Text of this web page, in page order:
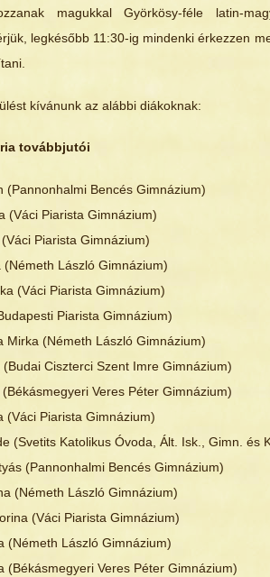
magukkal Györkösy-féle latin-
legkésőbb 11:30-ig mindenki érkezzen
kívánunk az alábbi diákoknak:
továbbjutói
(Pannonhalmi Bencés Gimnázium)
(Váci Piarista Gimnázium)
Piarista Gimnázium)
(Németh László Gimnázium)
(Váci Piarista Gimnázium)
Piarista Gimnázium)
Mirka (Németh László Gimnázium)
(Budai Ciszterci Szent Imre Gimnázium)
Veres Péter Gimnázium)
(Váci Piarista Gimnázium)
(Svetits Katolikus Óvoda, Ált. Isk., Gimn. és
(Pannonhalmi Bencés Gimnázium)
(Németh László Gimnázium)
(Váci Piarista Gimnázium)
(Németh László Gimnázium)
(Békásmegyeri Veres Péter Gimnázium)